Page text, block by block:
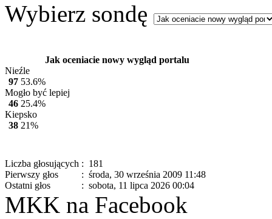
Wybierz sondę
Jak oceniacie nowy wygląd portalu
Nieźle
97 53.6%
Mogło być lepiej
46 25.4%
Kiepsko
38 21%
Liczba głosujących : 181
Pierwszy głos
: środa, 30 września 2009 11:48
Ostatni głos
: sobota, 11 lipca 2026 00:04
MKK na Facebook